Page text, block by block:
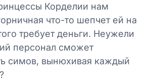
Корделии нам
что-то шепчет ей на
требует деньги. Неужели
персонал сможет
симов, вынюхивая каждый